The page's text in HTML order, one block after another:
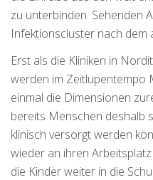
zu unterbinden. Sehenden
Infektionscluster nach dem
Erst als die Kliniken in
werden im Zeitlupentempo
einmal die Dimensionen
bereits Menschen deshalb
klinisch versorgt werden
wieder an ihren
die Kinder weiter in die